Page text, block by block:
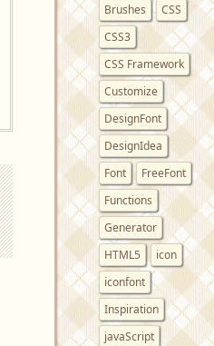
Brushes
CSS
CSS3
CSS Framework
Customize
DesignFont
DesignIdea
Font
FreeFont
Functions
Generator
HTML5
icon
iconfont
Inspiration
javaScript